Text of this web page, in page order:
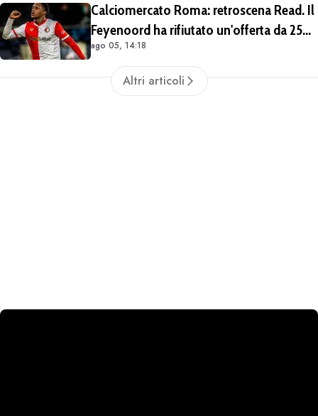
Calciomercato Roma: retroscena Read. Il
Feyenoord ha rifiutato un'offerta da 25
milioni di euro più 4 di bonus
ago 05, 14:18
Altri articoli